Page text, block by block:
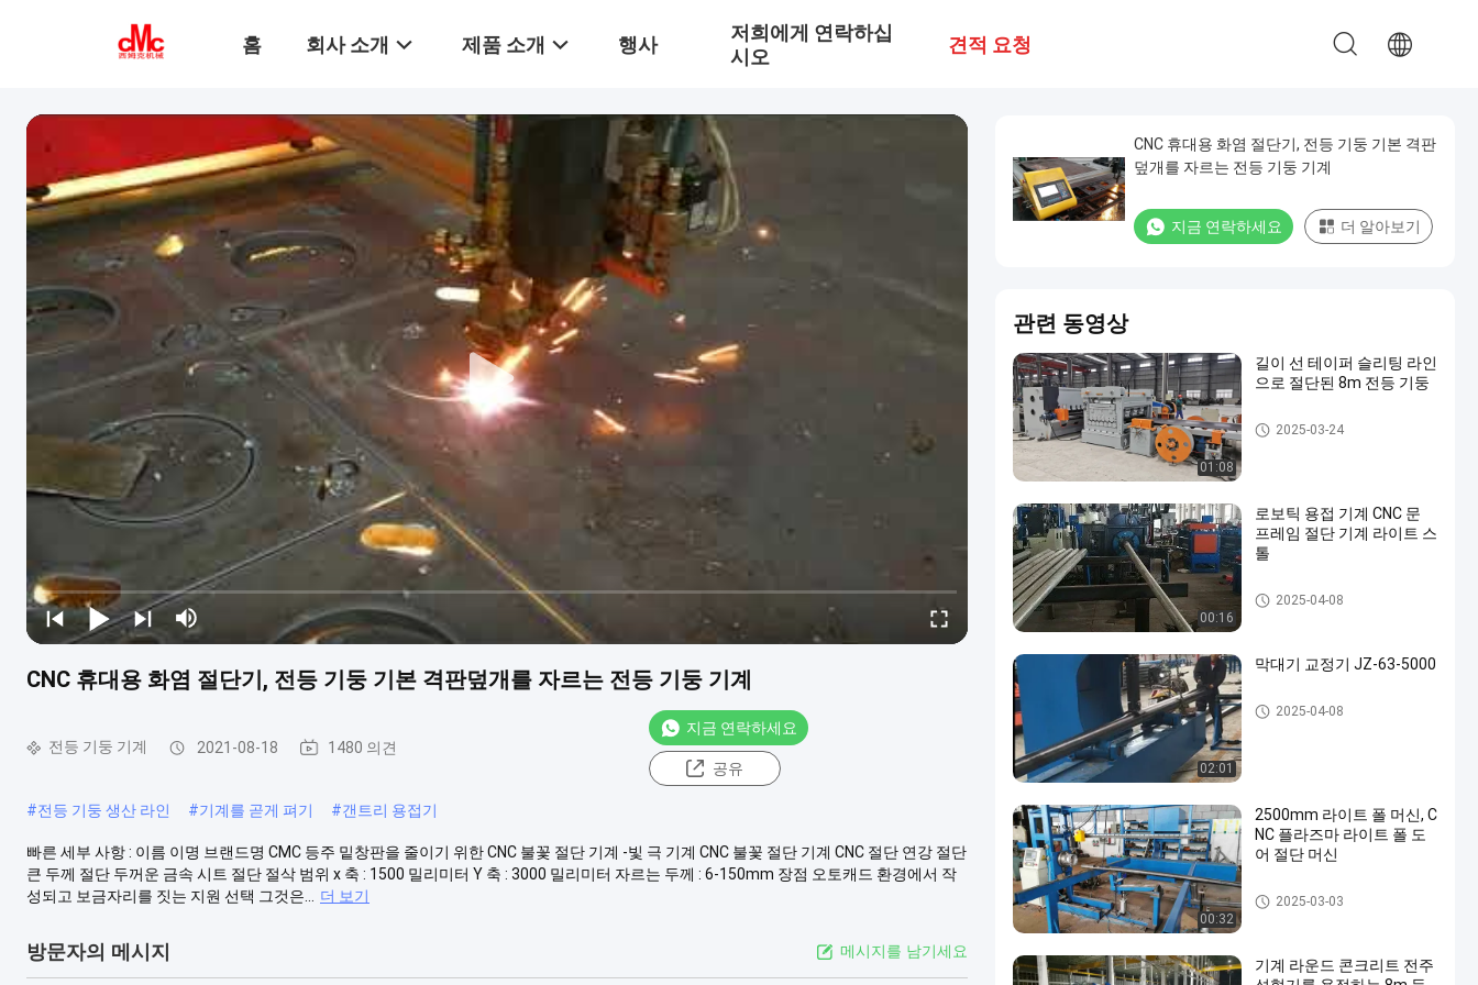
홈 회사 소개 제품 소개 행사
저희에게 연락하십
시오
견적 요청
CNC 휴대용 화염 절단기, 전등 기둥 기본 격판덮개를 자르는 전등 기둥 기계
전등 기둥 기계 2021-08-18 1480 의견
지금 연락하세요
공유
#전등 기둥 생산 라인 #기계를 곧게 펴기 #갠트리 용접기
빠른 세부 사항 : 이름 이명 브랜드명 CMC 등주 밑창판을 줄이기 위한 CNC 불꽃 절단 기계 -빛 극 기계 CNC 불꽃 절단 기계 CNC 절단 연강 절단
큰 두께 절단 두꺼운 금속 시트 절단 절삭 범위 x 축 : 1500 밀리미터 Y 축 : 3000 밀리미터 자르는 두께 : 6-150mm 장점 오토캐드 환경에서 작
성되고 보금자리를 짓는 지원 선택 그것은...
더 보기
방문자의 메시지 메시지를 남기세요
CNC 휴대용 화염 절단기, 전등 기둥 기본 격판
덮개를 자르는 전등 기둥 기계
지금 연락하세요 더 알아보기
관련 동영상
01:08
길이 선 테이퍼 슬리팅 라인
으로 절단된 8m 전등 기둥
전등 기둥 기계
2025-03-24
00:16
로보틱 용접 기계 CNC 문
프레임 절단 기계 라이트 스
톨
로봇식 용접 기계
2025-04-08
02:01
막대기 교정기 JZ-63-5000
막대기 교정기
2025-04-08
00:32
2500mm 라이트 폴 머신, C
NC 플라즈마 라이트 폴 도
어 절단 머신
전등 기둥 기계
2025-03-03
기계 라운드 콘크리트 전주